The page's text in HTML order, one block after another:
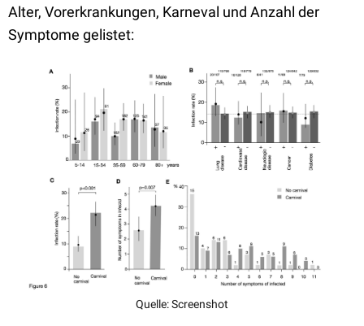
Alter, Vorerkrankungen, Karneval und Anzahl der
Symptome gelistet:
Quelle: Screenshot